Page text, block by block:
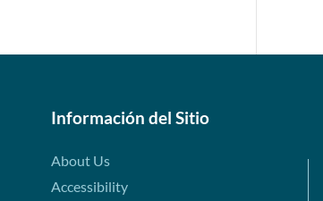
Información del Sitio
About Us
Accessibility